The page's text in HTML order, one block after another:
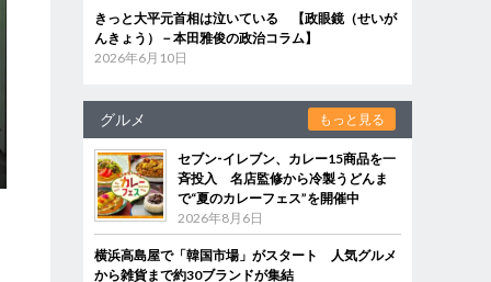
きっと大平元首相は泣いている 【政眼鏡（せいが
んきょう）－本田雅俊の政治コラム】
2026年6月10日
グルメ もっと見る
セブン‐イレブン、カレー15商品を一
斉投入 名店監修から冷製うどんま
で“夏のカレーフェス”を開催中
2026年8月6日
横浜高島屋で「韓国市場」がスタート 人気グルメ
から雑貨まで約30ブランドが集結